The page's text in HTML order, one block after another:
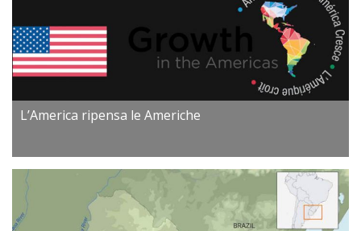
L’America ripensa le Americhe